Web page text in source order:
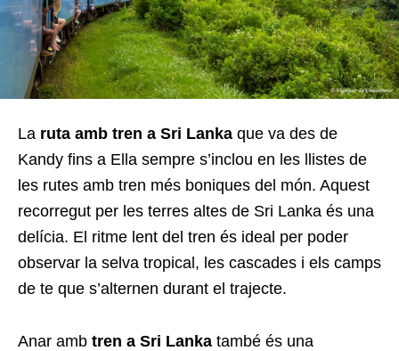
La ruta amb tren a Sri Lanka que va des de
Kandy fins a Ella sempre s’inclou en les llistes de
les rutes amb tren més boniques del món. Aquest
recorregut per les terres altes de Sri Lanka és una
delícia. El ritme lent del tren és ideal per poder
observar la selva tropical, les cascades i els camps
de te que s’alternen durant el trajecte.
Anar amb tren a Sri Lanka també és una